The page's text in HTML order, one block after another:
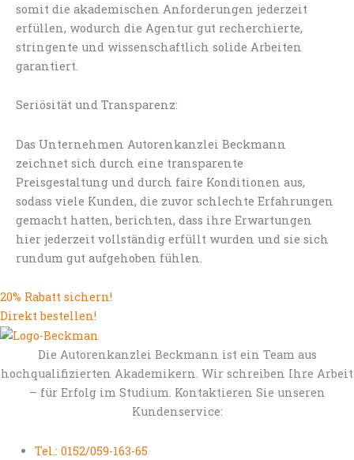
somit die akademischen Anforderungen jederzeit
erfüllen, wodurch die Agentur gut recherchierte,
stringente und wissenschaftlich solide Arbeiten
garantiert.
Seriösität und Transparenz:
Das Unternehmen Autorenkanzlei Beckmann
zeichnet sich durch eine transparente
Preisgestaltung und durch faire Konditionen aus,
sodass viele Kunden, die zuvor schlechte Erfahrungen
gemacht hatten, berichten, dass ihre Erwartungen
hier jederzeit vollständig erfüllt wurden und sie sich
rundum gut aufgehoben fühlen.
20% Rabatt sichern!
Direkt bestellen!
Die Autorenkanzlei Beckmann ist ein Team aus
hochqualifizierten Akademikern. Wir schreiben Ihre Arbeit
– für Erfolg im Studium. Kontaktieren Sie unseren
Kundenservice:
Tel.: 0152/059-163-65